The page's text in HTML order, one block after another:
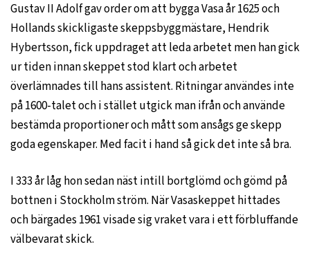
Gustav II Adolf gav order om att bygga Vasa år 1625 och
Hollands skickligaste skeppsbyggmästare, Hendrik
Hybertsson, fick uppdraget att leda arbetet men han gick
ur tiden innan skeppet stod klart och arbetet
överlämnades till hans assistent. Ritningar användes inte
på 1600-talet och i stället utgick man ifrån och använde
bestämda proportioner och mått som ansågs ge skepp
goda egenskaper. Med facit i hand så gick det inte så bra.
I 333 år låg hon sedan näst intill bortglömd och gömd på
bottnen i Stockholm ström. När Vasaskeppet hittades
och bärgades 1961 visade sig vraket vara i ett förbluffande
välbevarat skick.